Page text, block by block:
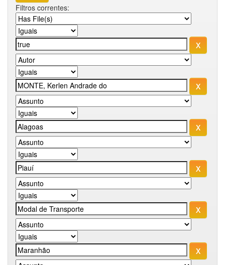
Filtros correntes: